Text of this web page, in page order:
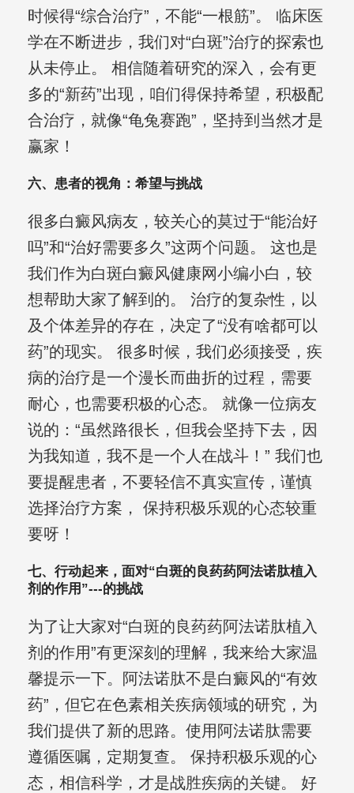
时候得“综合治疗”，不能“一根筋”。 临床医
学在不断进步，我们对“白斑”治疗的探索也
从未停止。 相信随着研究的深入，会有更
多的“新药”出现，咱们得保持希望，积极配
合治疗，就像“龟兔赛跑”，坚持到当然才是
赢家！
六、患者的视角：希望与挑战
很多白癜风病友，较关心的莫过于“能治好
吗”和“治好需要多久”这两个问题。 这也是
我们作为白斑白癜风健康网小编小白，较
想帮助大家了解到的。 治疗的复杂性，以
及个体差异的存在，决定了“没有啥都可以
药”的现实。 很多时候，我们必须接受，疾
病的治疗是一个漫长而曲折的过程，需要
耐心，也需要积极的心态。 就像一位病友
说的：“虽然路很长，但我会坚持下去，因
为我知道，我不是一个人在战斗！” 我们也
要提醒患者，不要轻信不真实宣传，谨慎
选择治疗方案， 保持积极乐观的心态较重
要呀！
七、行动起来，面对“白斑的良药药阿法诺肽植入
剂的作用”---的挑战
为了让大家对“白斑的良药药阿法诺肽植入
剂的作用”有更深刻的理解，我来给大家温
馨提示一下。阿法诺肽不是白癜风的“有效
药”，但它在色素相关疾病领域的研究，为
我们提供了新的思路。使用阿法诺肽需要
遵循医嘱，定期复查。 保持积极乐观的心
态，相信科学，才是战胜疾病的关键。 好